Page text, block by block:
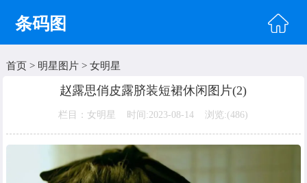
条码图
首页
头像图片
首页> 明星图片> 女明星
赵露思俏皮露脐装短裙休闲图片(2)
栏目：女明星 时间:2023-08-14 浏览:(486)